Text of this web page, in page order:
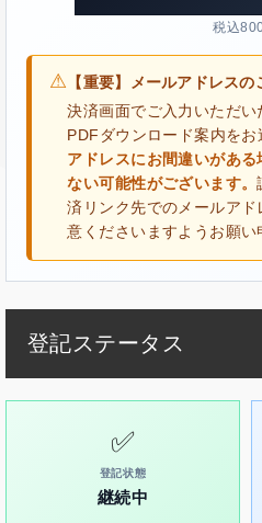
税込
⚠ 【重要】メールアドレスの
決済画面でご入力いただい
PDFダウンロード案内をお
アドレスにお間違いがあ
ない可能性がございます。
済リンク先でのメールア
意くださいますようお願い
登記ステータス
✅
登記状態
継続中